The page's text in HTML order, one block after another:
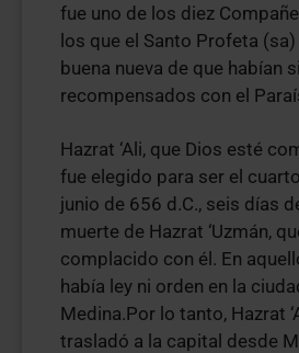
fue uno de los diez
los que el Santo Profeta
buena nueva de que habían
recompensados con el
Hazrat ‘Ali, que Dios esté
fue elegido para ser el
junio de 656 d.C., seis días
muerte de Hazrat ‘Uzmán,
complacido con él. En
había ley ni orden en la
Medina.Por lo tanto, Hazrat
trasladó a la capital desde